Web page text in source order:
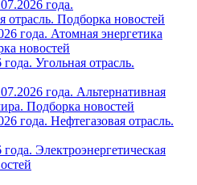
года.
отрасль. Подборка новостей
года. Атомная энергетика
новостей
Угольная отрасль.
года. Альтернативная
Подборка новостей
года. Нефтегазовая отрасль.
Электроэнергетическая